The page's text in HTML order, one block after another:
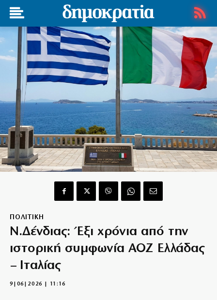
ΠΟΛΙΤΙΚΗ
Ν.Δένδιας: Έξι χρόνια από την
ιστορική συμφωνία ΑΟΖ Ελλάδας
– Ιταλίας
9|06|2026 | 11:16